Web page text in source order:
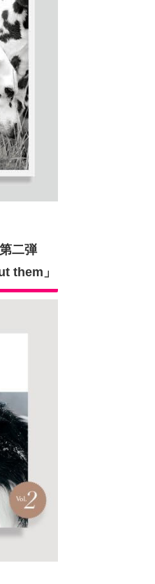
二弾
them」